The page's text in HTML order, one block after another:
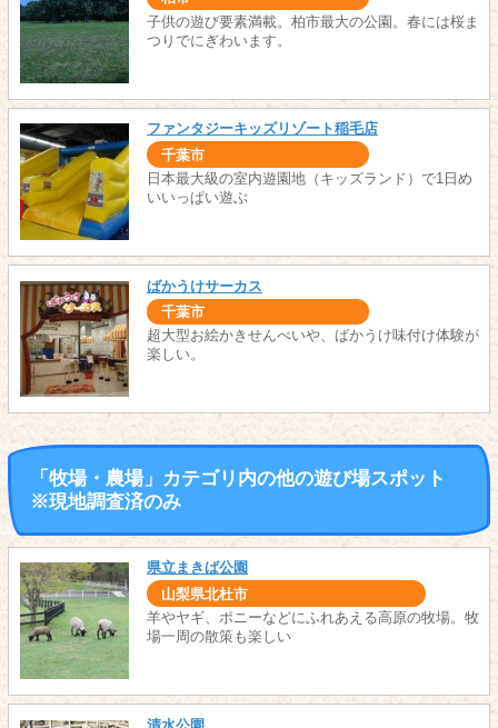
子供の遊び要素満載。柏市最大の公園。春には桜ま
つりでにぎわいます。
ファンタジーキッズリゾート稲毛店
千葉市
日本最大級の室内遊園地（キッズランド）で1日め
いいっぱい遊ぶ
ばかうけサーカス
千葉市
超大型お絵かきせんべいや、ばかうけ味付け体験が
楽しい。
「牧場・農場」カテゴリ内の他の遊び場スポット
※現地調査済のみ
県立まきば公園
山梨県北杜市
羊やヤギ、ポニーなどにふれあえる高原の牧場。牧
場一周の散策も楽しい